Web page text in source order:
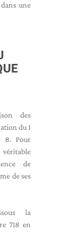
une
des
du 1
8. Pour
de
de ses
la
718 en